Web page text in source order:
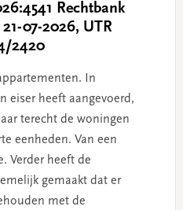
Rechtbank
07-2026, UTR
2420
In
eiser heeft aangevoerd,
terecht de woningen
eenheden. Van een
Verder heeft de
gemaakt dat er
met de